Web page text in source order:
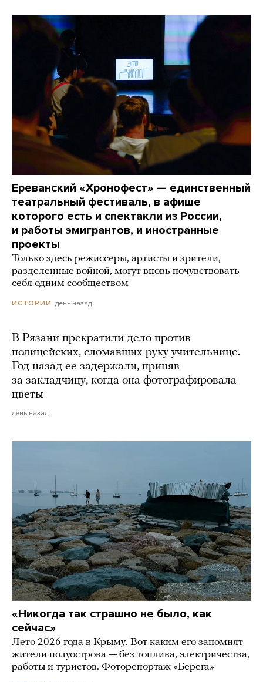
Ереванский «Хронофест» — единственный
театральный фестиваль, в афише
которого есть и спектакли из России,
и работы эмигрантов, и иностранные
проекты
Только здесь режиссеры, артисты и зрители,
разделенные войной, могут вновь почувствовать
себя одним сообществом
ИСТОРИИ день назад
В Рязани прекратили дело против
полицейских, сломавших руку учительнице.
Год назад ее задержали, приняв
за закладчицу, когда она фотографировала
цветы
день назад
«Никогда так страшно не было, как
сейчас»
Лето 2026 года в Крыму. Вот каким его запомнят
жители полуострова — без топлива, электричества,
работы и туристов. Фоторепортаж «Берега»